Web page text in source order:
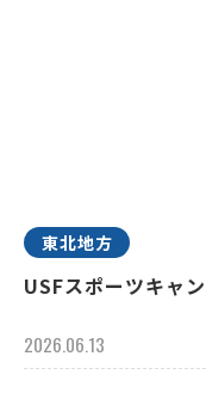
東北地方
USFスポーツキャ
2026.06.13